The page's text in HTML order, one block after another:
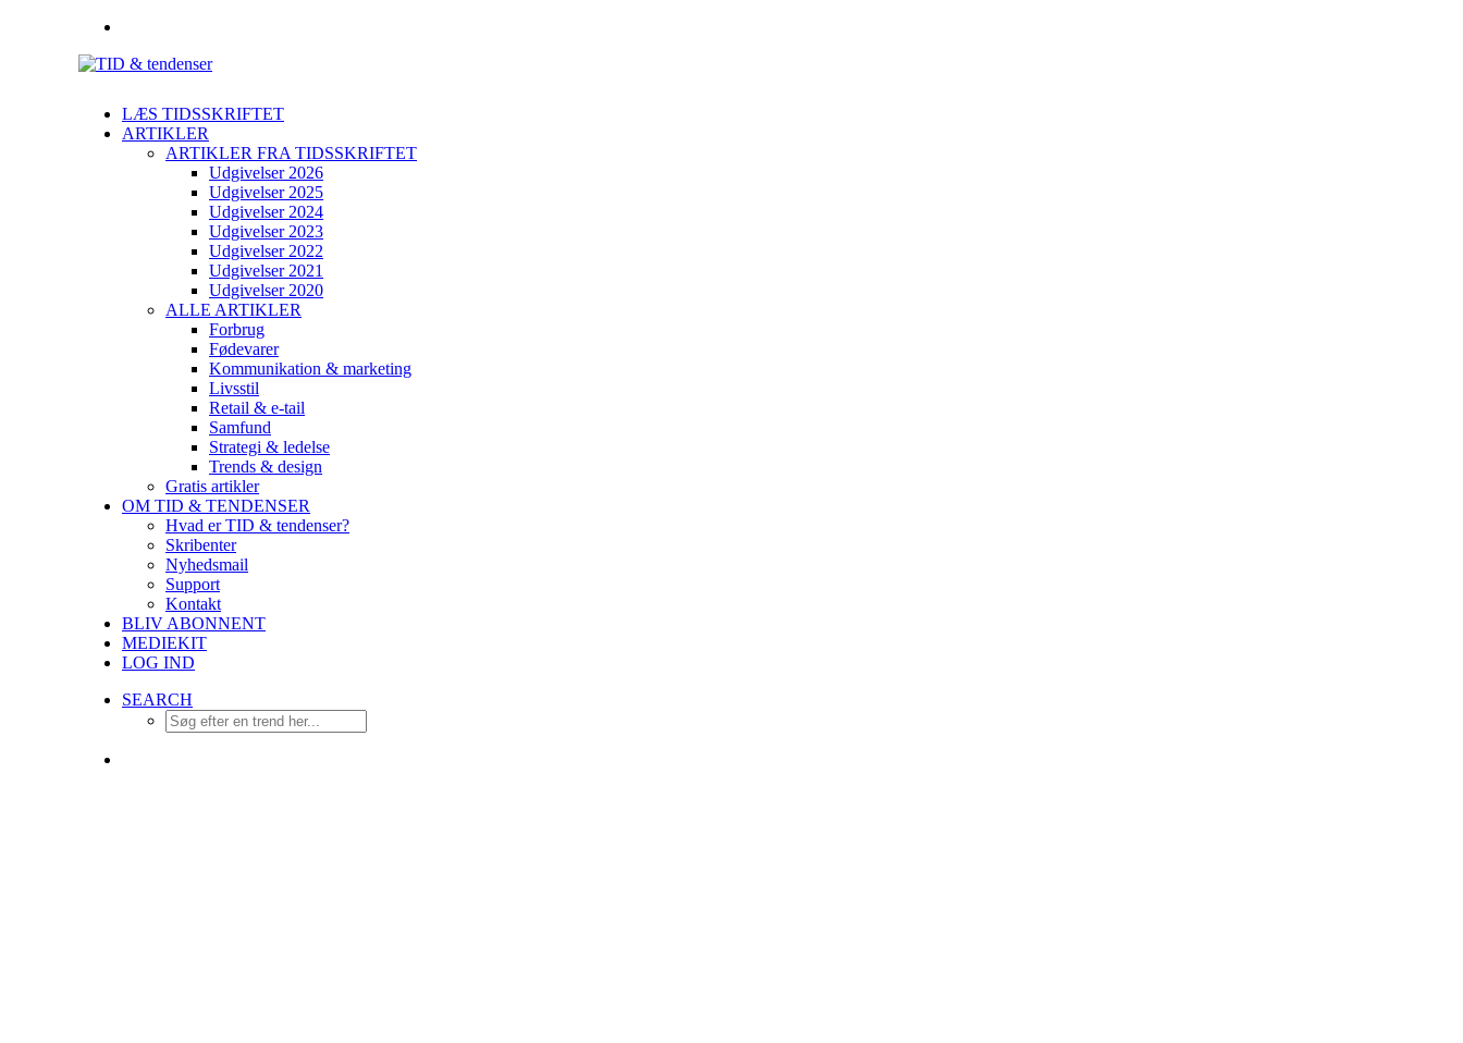
LÆS TIDSSKRIFTET
ARTIKLER
ARTIKLER FRA TIDSSKRIFTET
Udgivelser 2026
Udgivelser 2025
Udgivelser 2024
Udgivelser 2023
Udgivelser 2022
Udgivelser 2021
Udgivelser 2020
ALLE ARTIKLER
Forbrug
Fødevarer
Kommunikation & marketing
Livsstil
Retail & e-tail
Samfund
Strategi & ledelse
Trends & design
Gratis artikler
OM TID & TENDENSER
Hvad er TID & tendenser?
Skribenter
Nyhedsmail
Support
Kontakt
BLIV ABONNENT
MEDIEKIT
LOG IND
SEARCH